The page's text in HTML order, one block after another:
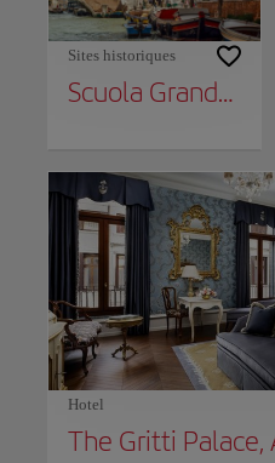
Sites historiques
Scuola Grande di San Marco
Hotel